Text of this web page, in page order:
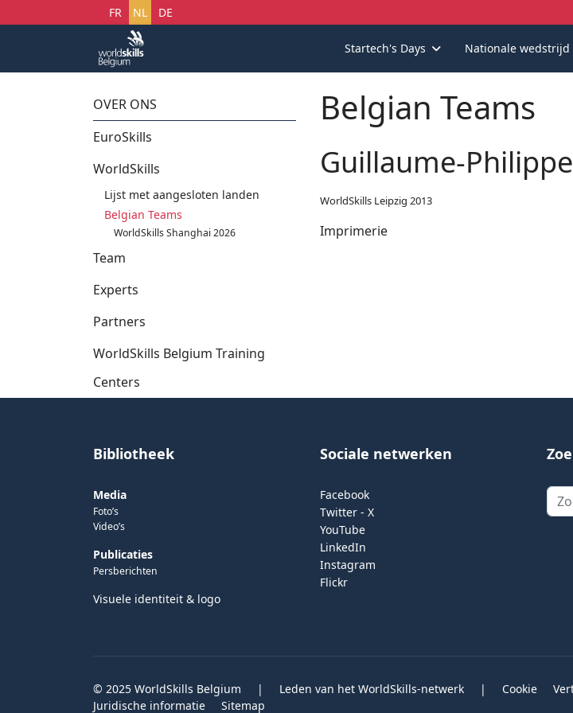
Selecteer uw taal
FR NL DE
Startech's Days Nationale wedstrijd
OVER ONS
EuroSkills
WorldSkills
Lijst met aangesloten landen
Belgian Teams
WorldSkills Shanghai 2026
Team
Experts
Partners
WorldSkills Belgium Training
Centers
Belgian Teams
Guillaume-Philippe
WorldSkills Leipzig 2013
Imprimerie
Bibliotheek
Media
Foto’s
Video’s
Publicaties
Persberichten
Visuele identiteit & logo
Sociale netwerken
Facebook
Twitter - X
YouTube
LinkedIn
Instagram
Flickr
© 2025 WorldSkills Belgium | Leden van het WorldSkills-netwerk | Cookie
Juridische informatie
Sitemap